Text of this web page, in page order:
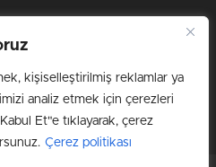
kişiselleştirilmiş reklamlar ya
analiz etmek için çerezleri
Et"e tıklayarak, çerez
Çerez politikası